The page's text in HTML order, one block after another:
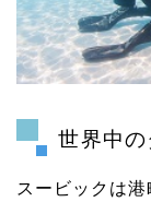
世界中
スービックは